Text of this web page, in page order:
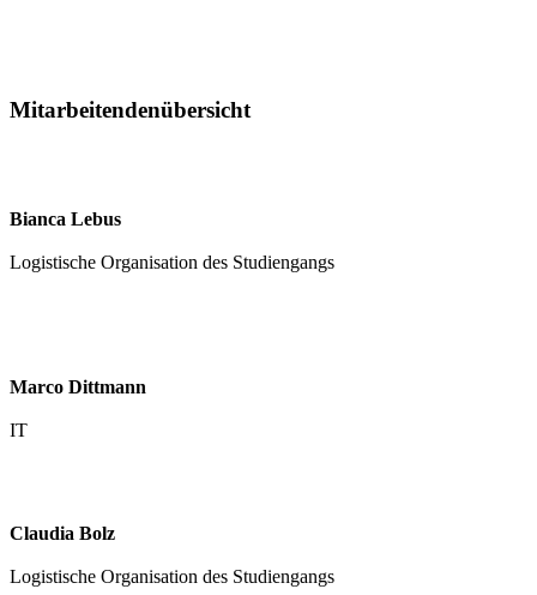
Mitarbeitendenübersicht
Bianca Lebus
Logistische Organisation des Studiengangs
Marco Dittmann
IT
Claudia Bolz
Logistische Organisation des Studiengangs